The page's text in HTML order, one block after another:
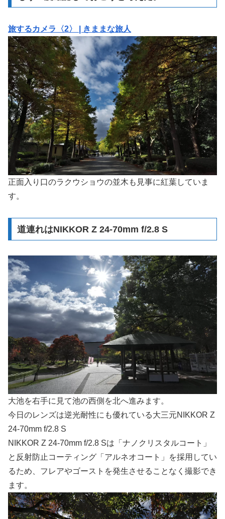
旅するカメラ〈2〉 | きままな旅人
正面入り口のラクウショウの並木も見事に紅葉していま
す。
道連れはNIKKOR Z 24-70mm f/2.8 S
大池を右手に見て池の西側を北へ進みます。
今日のレンズは逆光耐性にも優れている大三元NIKKOR Z
24-70mm f/2.8 S
NIKKOR Z 24-70mm f/2.8 Sは「ナノクリスタルコート」
と反射防止コーティング「アルネオコート」を採用してい
るため、フレアやゴーストを発生させることなく撮影でき
ます。